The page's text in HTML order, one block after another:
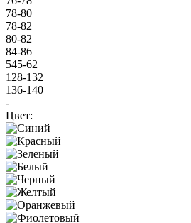
78-80
78-82
80-82
84-86
545-62
128-132
136-140
-
Цвет: